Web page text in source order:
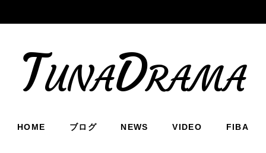
TunaDrama
HOME ブログ NEWS VIDEO FIBA